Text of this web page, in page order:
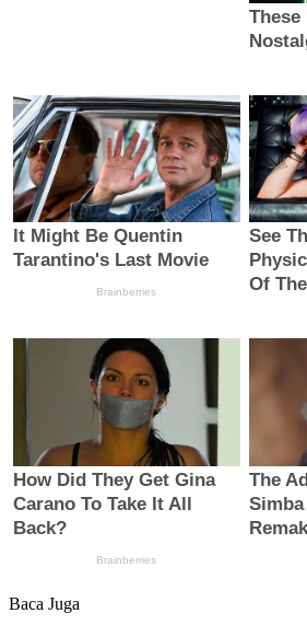
Baca Juga